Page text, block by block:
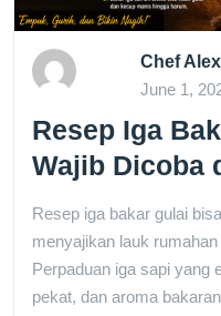
Chef
June 1,
Resep Iga
Wajib Dicoba
Resep iga bakar gulai
menyajikan lauk
Perpaduan iga sapi yang
pekat, dan aroma